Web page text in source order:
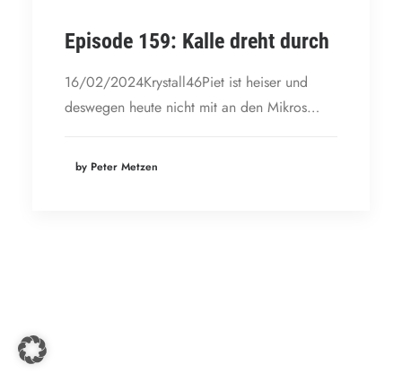
Episode 159: Kalle dreht durch
16/02/2024Krystall46Piet ist heiser und
deswegen heute nicht mit an den Mikros…
by Peter Metzen